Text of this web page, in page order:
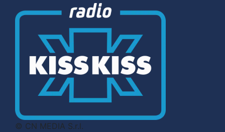
© CN MEDIA S.r.l.